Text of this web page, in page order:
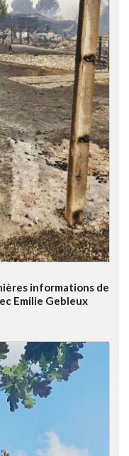
informations de
Emilie Gebleux